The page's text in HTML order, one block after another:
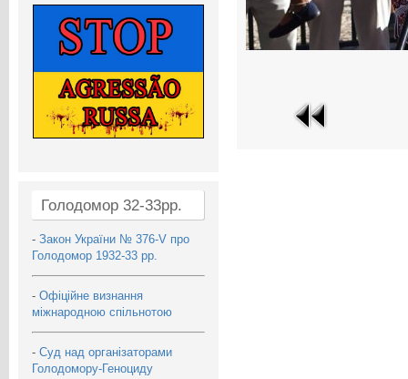
Голодомор 32-33рр.
- Закон України № 376-V про
Голодомор 1932-33 рр.
- Офіційне визнання
міжнародною спільнотою
- Суд над організаторами
Голодомору-Геноциду